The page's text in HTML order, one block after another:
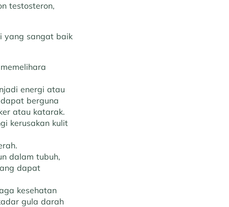
testosteron,
yang sangat baik
energi atau
berguna
atau katarak.
kerusakan kulit
dalam tubuh,
dapat
kesehatan
gula darah